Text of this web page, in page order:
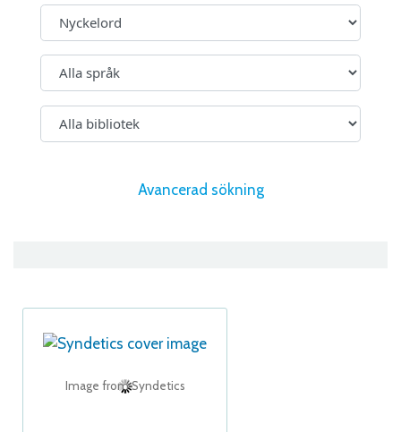
Avancerad sökning
Image from Syndetics